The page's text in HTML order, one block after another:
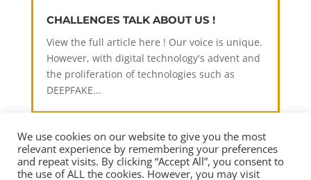
CHALLENGES TALK ABOUT US !
View the full article here ! Our voice is unique.
However, with digital technology's advent and
the proliferation of technologies such as
DEEPFAKE...
Contact us About us EULA
We use cookies on our website to give you the most
relevant experience by remembering your preferences
and repeat visits. By clicking “Accept All”, you consent to
the use of ALL the cookies. However, you may visit